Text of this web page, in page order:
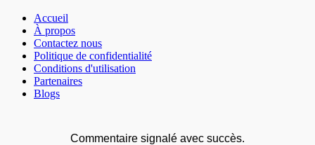
Accueil
À propos
Contactez nous
Politique de confidentialité
Conditions d'utilisation
Partenaires
Blogs
Commentaire signalé avec succès.